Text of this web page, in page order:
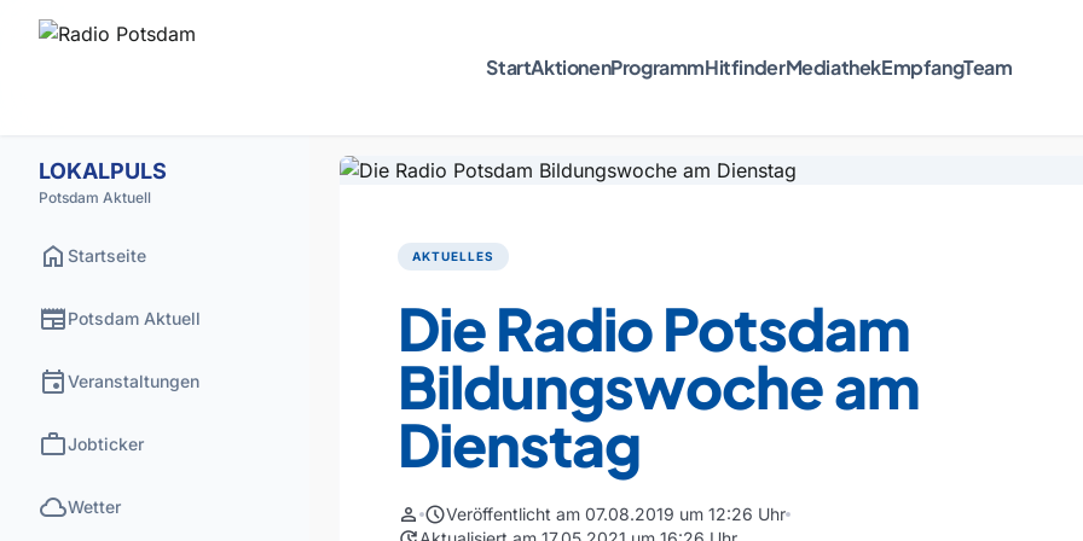
StartAktionenProgrammHitfinderMediathekEmpfangTeam
LOKALPULS
Potsdam Aktuell
home Startseite
newspaperPotsdam Aktuell
eventVeranstaltungen
workJobticker
cloudWetter
AKTUELLES
Die Radio Potsdam
Bildungswoche am
Dienstag
person scheduleVeröffentlicht am 07.08.2019 um 12:26 Uhr